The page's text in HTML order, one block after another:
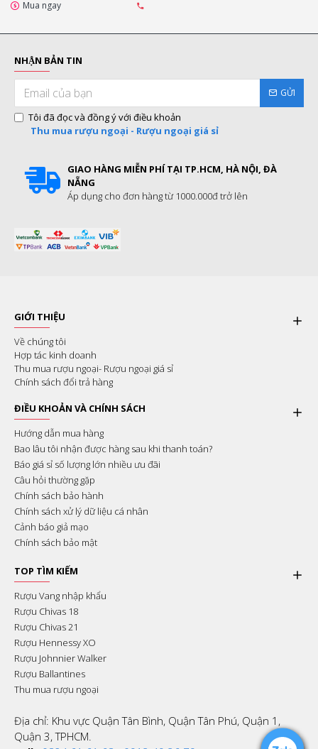
Mua ngay
NHẬN BẢN TIN
GỬI
Tôi đã đọc và đồng ý với điều khoản
Thu mua rượu ngoại - Rượu ngoại giá sỉ
GIAO HÀNG MIỄN PHÍ TẠI TP.HCM, HÀ NỘI, ĐÀ
NẴNG
Áp dụng cho đơn hàng từ 1000.000đ trở lên
GIỚI THIỆU
Về chúng tôi
Hợp tác kinh doanh
Thu mua rượu ngoại- Rượu ngoại giá sỉ
Chính sách đổi trả hàng
ĐIỀU KHOẢN VÀ CHÍNH SÁCH
Hướng dẫn mua hàng
Bao lâu tôi nhận được hàng sau khi thanh toán?
Báo giá sỉ số lượng lớn nhiều ưu đãi
Câu hỏi thường gặp
Chính sách bảo hành
Chính sách xử lý dữ liệu cá nhân
Cảnh báo giả mạo
Chính sách bảo mật
TOP TÌM KIẾM
Rượu Vang nhập khẩu
Rượu Chivas 18
Rượu Chivas 21
Rượu Hennessy XO
Rượu Johnnier Walker
Rượu Ballantines
Thu mua rượu ngoại
Địa chỉ: Khu vực Quận Tân Bình, Quận Tân Phú, Quận 1,
Quận 3, TPHCM.